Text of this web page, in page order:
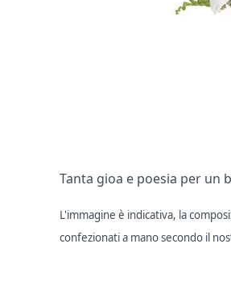
Tanta gioa e poesia per un
L'immagine è indicativa, la
confezionati a mano secondo il